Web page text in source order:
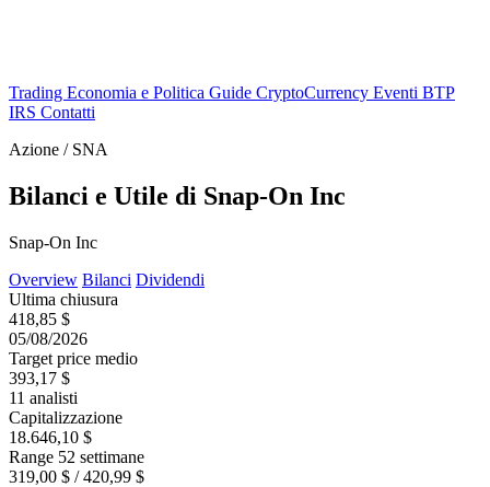
Trading Economia e Politica Guide CryptoCurrency Eventi BTP
IRS Contatti
Azione / SNA
Bilanci e Utile di Snap-On Inc
Snap-On Inc
Overview Bilanci Dividendi
Ultima chiusura
418,85 $
05/08/2026
Target price medio
393,17 $
11 analisti
Capitalizzazione
18.646,10 $
Range 52 settimane
319,00 $ / 420,99 $